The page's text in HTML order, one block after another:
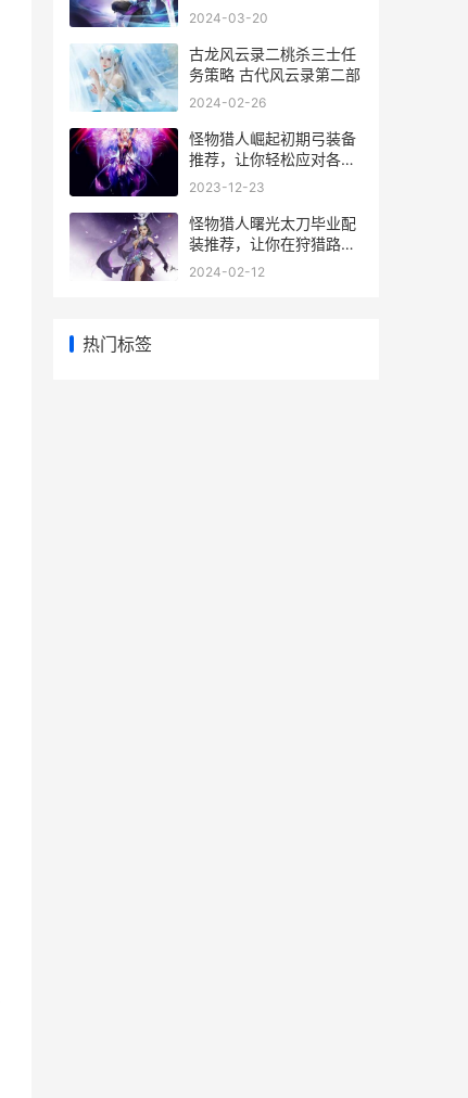
2024-03-20
古龙风云录二桃杀三士任
务策略 古代风云录第二部
2024-02-26
怪物猎人崛起初期弓装备
推荐，让你轻松应对各种
猎场挑战！
2023-12-23
怪物猎人曙光太刀毕业配
装推荐，让你在狩猎路上
更加得心应手！
2024-02-12
热门标签